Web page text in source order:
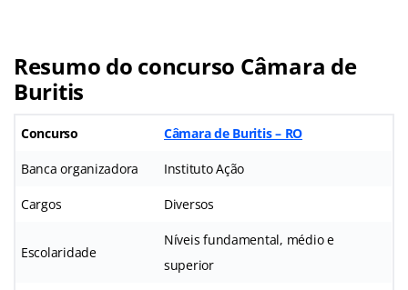
Resumo do concurso Câmara de
Buritis
Concurso Câmara de Buritis – RO
Banca organizadora Instituto Ação
Cargos Diversos
Escolaridade
Níveis fundamental, médio e
superior